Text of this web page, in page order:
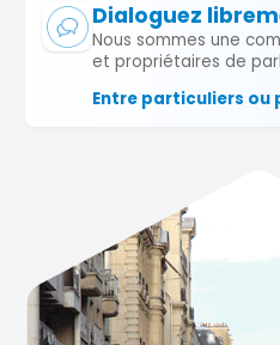
Dialoguez
Nous sommes une
et propriétaires de
Entre particuliers ou